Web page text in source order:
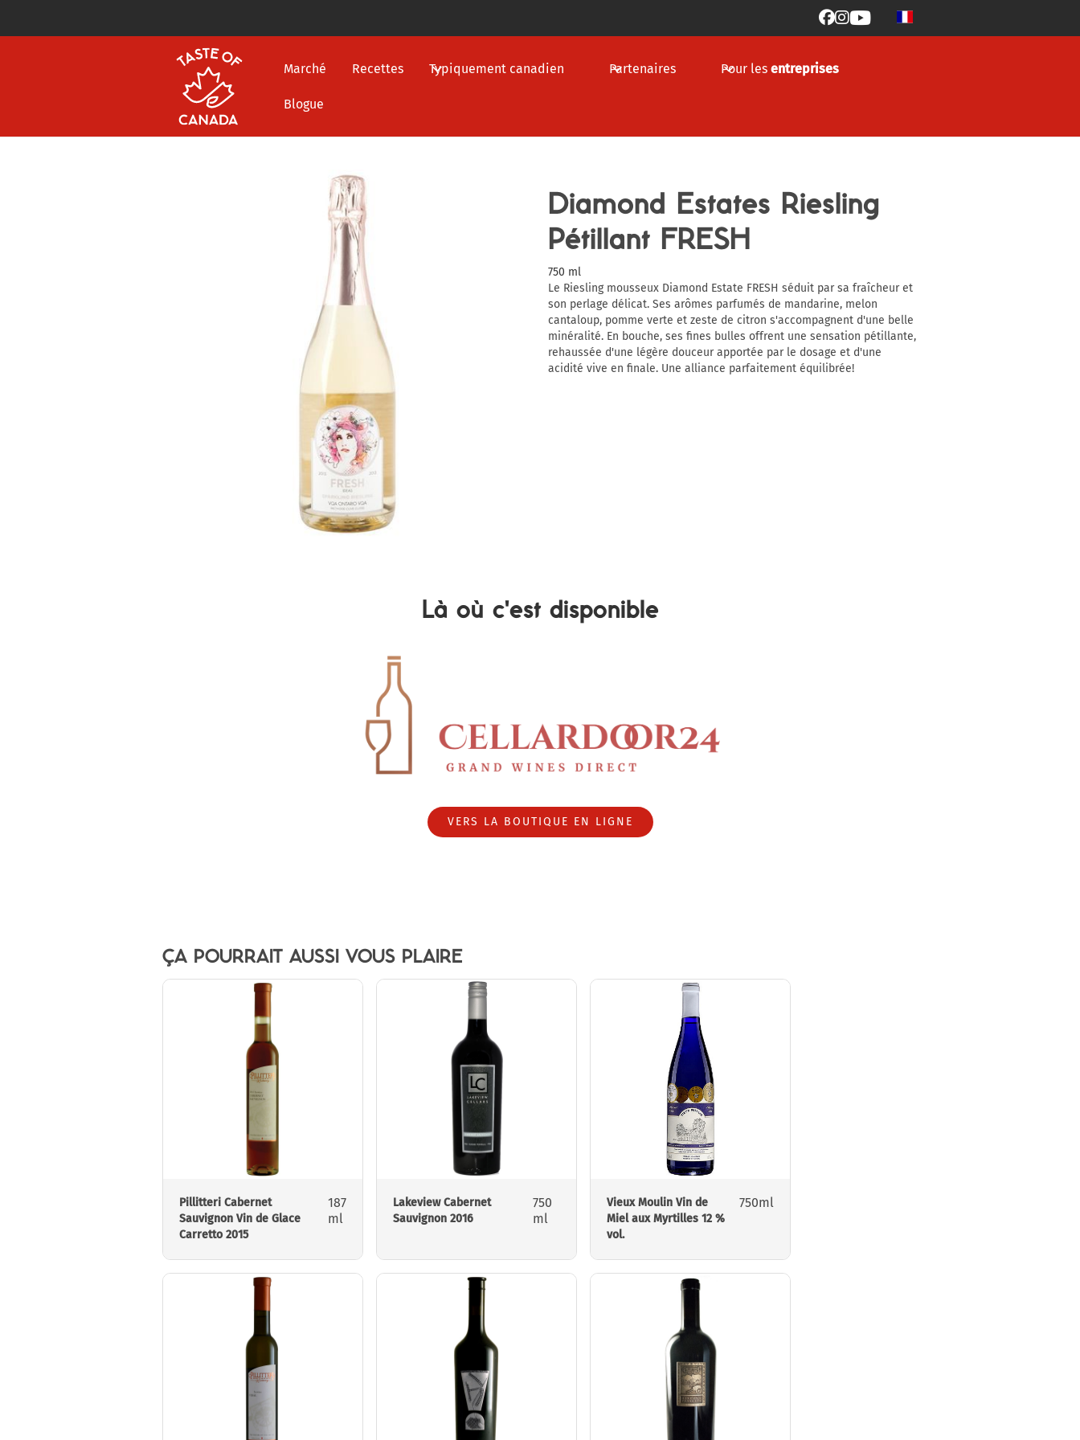

Marché Recettes Typiquement canadien Partenaires Pour les entreprises
Blogue
Diamond Estates Riesling
Pétillant FRESH
750 ml
Le Riesling mousseux Diamond Estate FRESH séduit par sa fraîcheur et
son perlage délicat. Ses arômes parfumés de mandarine, melon
cantaloup, pomme verte et zeste de citron s'accompagnent d'une belle
minéralité. En bouche, ses fines bulles offrent une sensation pétillante,
rehaussée d'une légère douceur apportée par le dosage et d'une
acidité vive en finale. Une alliance parfaitement équilibrée!
Là où c'est disponible
VERS LA BOUTIQUE EN LIGNE
ÇA POURRAIT AUSSI VOUS PLAIRE
Pillitteri Cabernet
Sauvignon Vin de Glace
Carretto 2015
187
ml
Lakeview Cabernet
Sauvignon 2016
750
ml
Vieux Moulin Vin de
Miel aux Myrtilles 12 %
vol.
750ml